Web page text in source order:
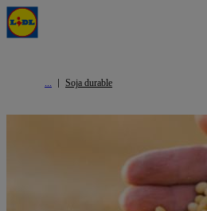
Soja durable